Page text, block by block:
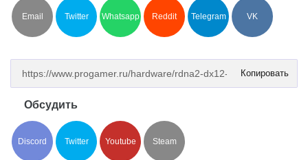
Email Twitter Whatsapp Reddit Telegram VK
Копировать
Обсудить
Discord Twitter Youtube Steam